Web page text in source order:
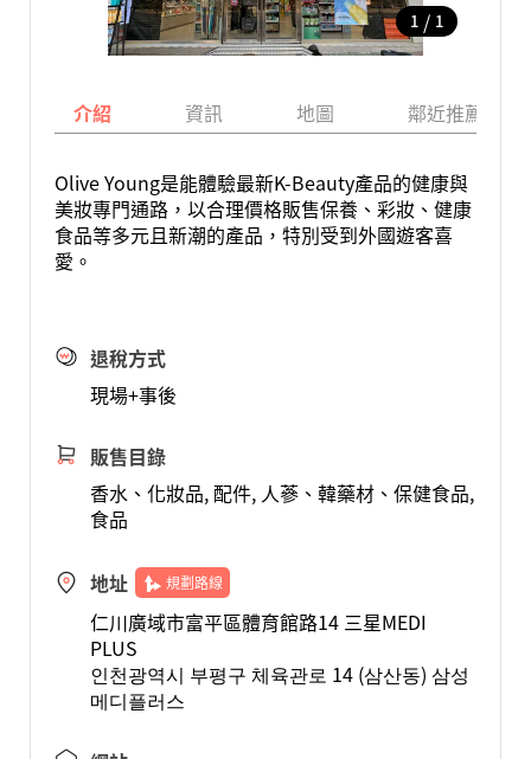
1 / 1
介紹 資訊 地圖 鄰近推薦景點
Olive Young是能體驗最新K-Beauty產品的健康與
美妝專門通路，以合理價格販售保養、彩妝、健康
食品等多元且新潮的產品，特別受到外國遊客喜
愛。
退稅方式
現場+事後
販售目錄
香水、化妝品, 配件, 人蔘、韓藥材、保健食品,
食品
地址 規劃路線
仁川廣域市富平區體育館路14 三星MEDI
PLUS
인천광역시 부평구 체육관로 14 (삼산동) 삼성
메디플러스